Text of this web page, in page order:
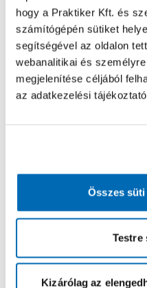
hogy a Praktiker Kft. és
számítógépén sütiket
segítségével az oldalon
webanalitikai és
megjelenítése céljából
az adatkezelési
Összes süti
Testre
Kizárólag az